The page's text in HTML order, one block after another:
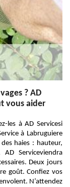
? AD
vous aider
les à AD Servicesi
à Labruguiere
haies : hauteur,
Serviceviendra
Deux jours
goût. Confiez vos
N’attendez